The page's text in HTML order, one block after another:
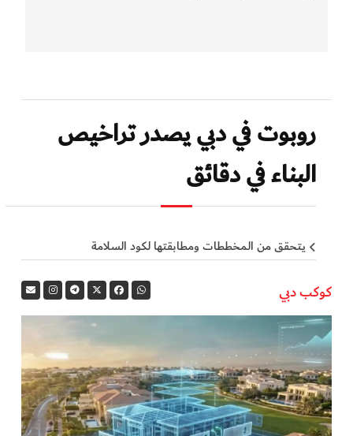
روبوت في دبي يصدر تراخيص
البناء في دقائق
يتحقق من المخططات ومطابقتها لكود السلامة
كوكب دبي